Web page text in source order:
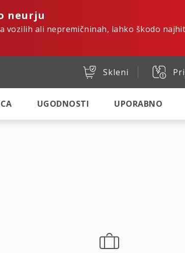
neurju
vozilih ali nepremičninah, lahko škodo
Skleni
UGODNOSTI UPORABNO